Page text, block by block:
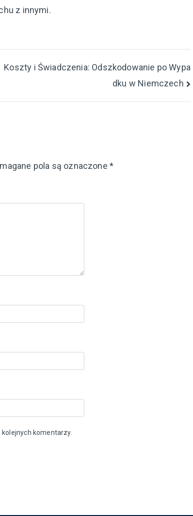
z innymi.
Koszty i Świadczenia: Odszkodowanie po Wypa
dku w Niemczech
pola są oznaczone *
komentarzy.